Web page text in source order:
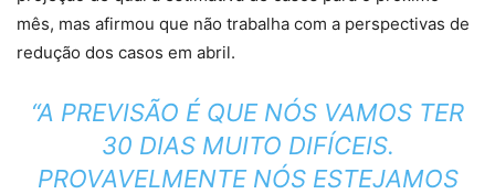
mês, mas afirmou que não trabalha com a perspectivas de
redução dos casos em abril.
“A PREVISÃO É QUE NÓS VAMOS TER
30 DIAS MUITO DIFÍCEIS.
PROVAVELMENTE NÓS ESTEJAMOS